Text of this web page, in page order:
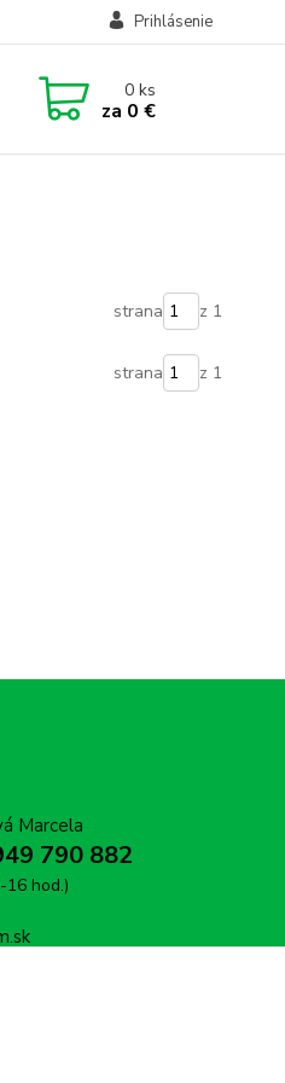
Prihlásenie
0ks
za 0 €
strana z 1
strana z 1
Marcela
790 882
16 hod.)